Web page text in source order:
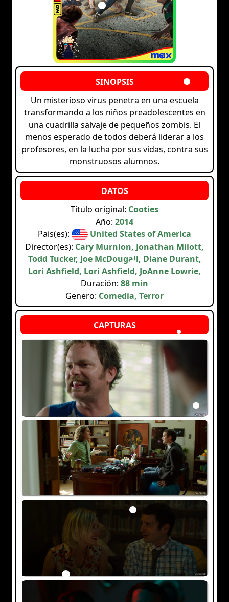
Un misterioso virus penetra en una escuela
transformando a los niños preadolescentes en
una cuadrilla salvaje de pequeños zombis. El
menos esperado de todos deberá liderar a los
profesores, en la lucha por sus vidas, contra sus
monstruosos alumnos.
Título original: Cooties
Año: 2014
Pais(es):
United States of America
Director(es): Cary Murnion, Jonathan Milott,
Todd Tucker, Joe McDougall, Diane Durant,
Lori Ashfield, Lori Ashfield, JoAnne Lowrie,
Duración: 88 min
Genero: Comedia, Terror